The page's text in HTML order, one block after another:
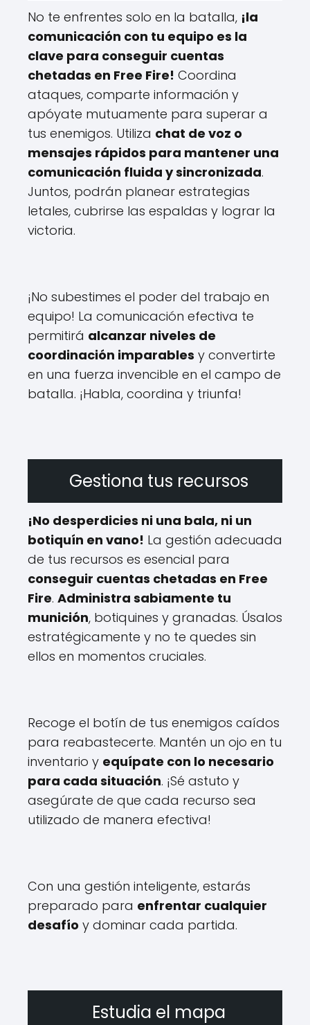
No te enfrentes solo en la batalla, ¡la
comunicación con tu equipo es la
clave para conseguir cuentas
chetadas en Free Fire! Coordina
ataques, comparte información y
apóyate mutuamente para superar a
tus enemigos. Utiliza chat de voz o
mensajes rápidos para mantener una
comunicación fluida y sincronizada.
Juntos, podrán planear estrategias
letales, cubrirse las espaldas y lograr la
victoria.
¡No subestimes el poder del trabajo en
equipo! La comunicación efectiva te
permitirá alcanzar niveles de
coordinación imparables y convertirte
en una fuerza invencible en el campo de
batalla. ¡Habla, coordina y triunfa!
Gestiona tus recursos
¡No desperdicies ni una bala, ni un
botiquín en vano! La gestión adecuada
de tus recursos es esencial para
conseguir cuentas chetadas en Free
Fire. Administra sabiamente tu
munición, botiquines y granadas. Úsalos
estratégicamente y no te quedes sin
ellos en momentos cruciales.
Recoge el botín de tus enemigos caídos
para reabastecerte. Mantén un ojo en tu
inventario y equípate con lo necesario
para cada situación. ¡Sé astuto y
asegúrate de que cada recurso sea
utilizado de manera efectiva!
Con una gestión inteligente, estarás
preparado para enfrentar cualquier
desafío y dominar cada partida.
Estudia el mapa